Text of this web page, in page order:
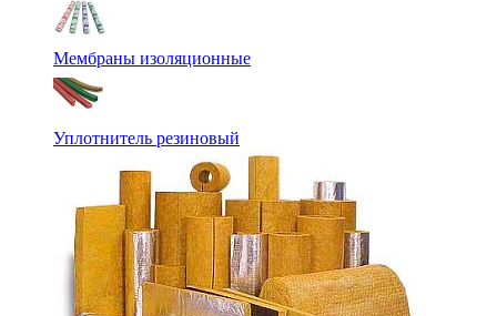
Мембраны изоляционные
Уплотнитель резиновый